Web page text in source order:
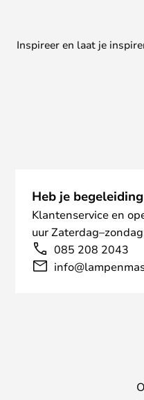
Inspireer en laat je
Heb je
Klantenservice en
uur
085 208 2043